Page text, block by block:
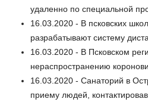
удаленно по специальной
16.03.2020 - В псковских
разрабатывают систему
16.03.2020 - В Псковском
нераспространению
16.03.2020 - Санаторий в
приему людей,